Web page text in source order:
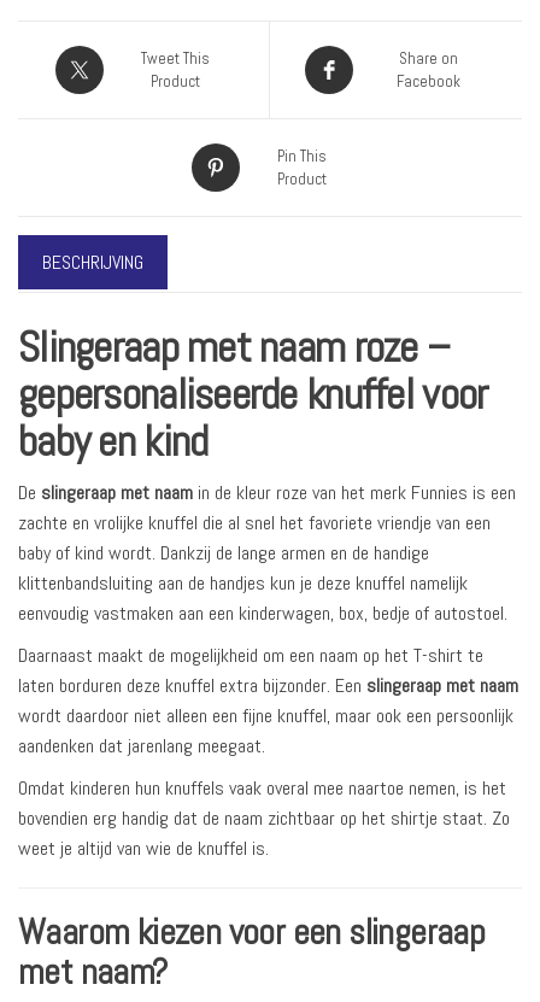
Tweet This
Product
Share on
Facebook
Pin This
Product
BESCHRIJVING
Slingeraap met naam roze –
gepersonaliseerde knuffel voor
baby en kind
De slingeraap met naam in de kleur roze van het merk Funnies is een
zachte en vrolijke knuffel die al snel het favoriete vriendje van een
baby of kind wordt. Dankzij de lange armen en de handige
klittenbandsluiting aan de handjes kun je deze knuffel namelijk
eenvoudig vastmaken aan een kinderwagen, box, bedje of autostoel.
Daarnaast maakt de mogelijkheid om een naam op het T-shirt te
laten borduren deze knuffel extra bijzonder. Een slingeraap met naam
wordt daardoor niet alleen een fijne knuffel, maar ook een persoonlijk
aandenken dat jarenlang meegaat.
Omdat kinderen hun knuffels vaak overal mee naartoe nemen, is het
bovendien erg handig dat de naam zichtbaar op het shirtje staat. Zo
weet je altijd van wie de knuffel is.
Waarom kiezen voor een slingeraap
met naam?